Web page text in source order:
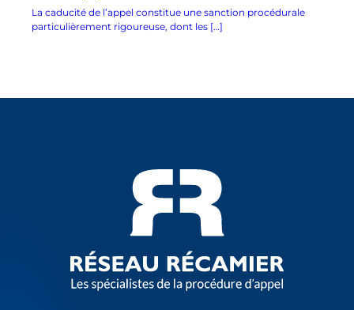
La caducité de l’appel constitue une sanction procédurale
particulièrement rigoureuse, dont les […]